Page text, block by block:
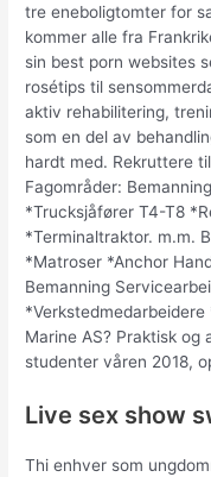
tre eneboligtomter for
kommer alle fra
sin best porn websites
rosétips til
aktiv rehabilitering,
som en del av
hardt med. Rekruttere
Fagområder:
*Trucksjåfører T4-T8
*Terminaltraktor. m.m.
*Matroser *Anchor
Bemanning
Marine AS? Praktisk og
studenter våren 2018,
Live sex show
Thi enhver som